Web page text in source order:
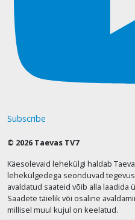
Subscribe
© 2026 Taevas TV7
Käesolevaid lehekülgi haldab
lehekülgedega seonduvad
avaldatud saateid võib alla
Saadete täielik või osaline
millisel muul kujul on keelatud.